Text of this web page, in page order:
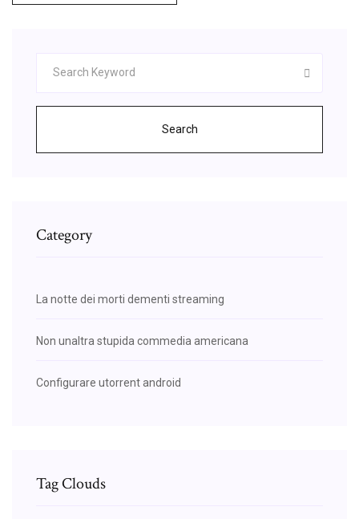
Search
Category
La notte dei morti dementi streaming
Non unaltra stupida commedia americana
Configurare utorrent android
Tag Clouds